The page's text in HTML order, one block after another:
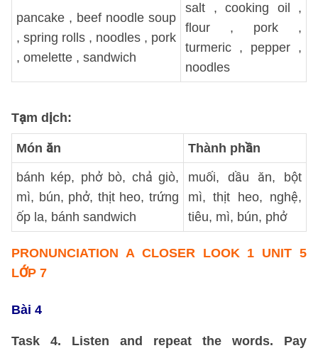
pancake , beef noodle soup
, spring rolls , noodles , pork
, omelette , sandwich
salt , cooking oil ,
flour , pork ,
turmeric , pepper ,
noodles
Tạm dịch:
Món ăn Thành phần
bánh kép, phở bò, chả giò,
mì, bún, phở, thịt heo, trứng
ốp la, bánh sandwich
muối, dầu ăn, bột
mì, thịt heo, nghệ,
tiêu, mì, bún, phở
PRONUNCIATION A CLOSER LOOK 1 UNIT 5
LỚP 7
Bài 4
Task 4. Listen and repeat the words. Pay